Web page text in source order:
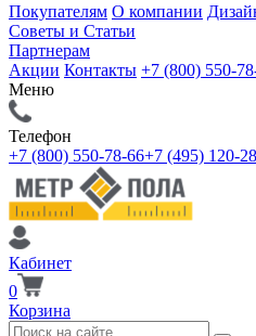
Покупателям О компании
Советы и Статьи
Партнерам
Акции Контакты +7 (800) 550-
Меню
Телефон
+7 (800) 550-78-66+7 (495) 120-
Кабинет
0
Корзина